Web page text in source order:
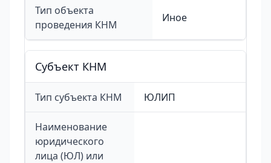
Тип объекта
проведения КНМ
Иное
Cубъект КНМ
Тип субъекта КНМ ЮЛИП
Наименование
юридического
лица (ЮЛ) или